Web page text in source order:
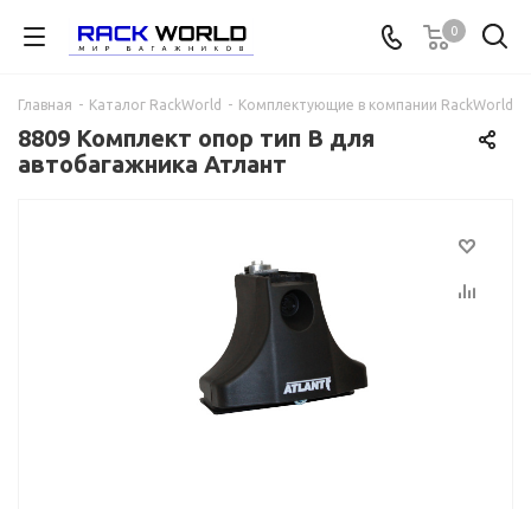
0
Главная - Каталог RackWorld - Комплектующие в компании RackWorld
8809 Комплект опор тип B для
автобагажника Атлант